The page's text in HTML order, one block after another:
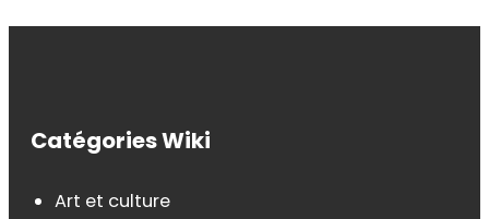
Catégories Wiki
Art et culture